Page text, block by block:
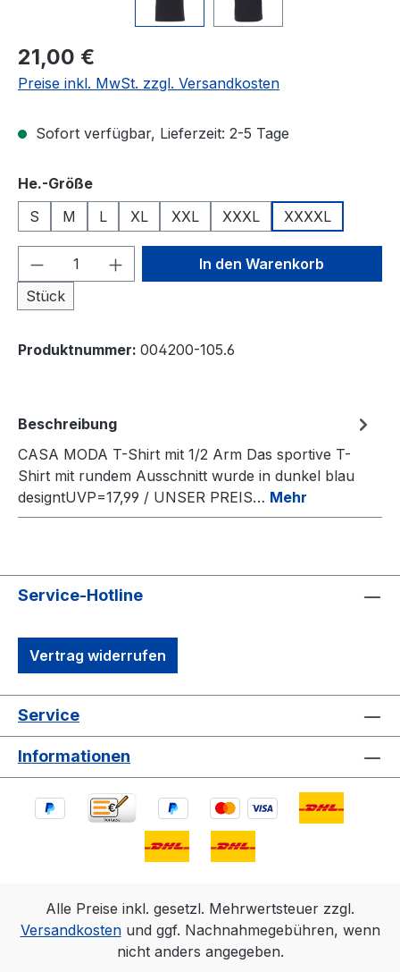
Regulärer Preis:
21,00 €
Preise inkl. MwSt. zzgl. Versandkosten
Sofort verfügbar, Lieferzeit: 2-5 Tage
He.-Größeauswählen
S
M L XL XXL XXXL XXXXL
Produkt Anzahl: Gib den
Stück
In den Warenkorb
Produktnummer: 004200-105.6
Beschreibung
CASA MODA T-Shirt mit 1/2 Arm Das sportive T-
Shirt mit rundem Ausschnitt wurde in dunkel blau
designtUVP=17,99 / UNSER PREIS… Mehr
Service-Hotline
Vertrag widerrufen
Service
Informationen
Alle Preise inkl. gesetzl. Mehrwertsteuer zzgl.
Versandkostenund ggf. Nachnahmegebühren, wenn
nicht anders angegeben.